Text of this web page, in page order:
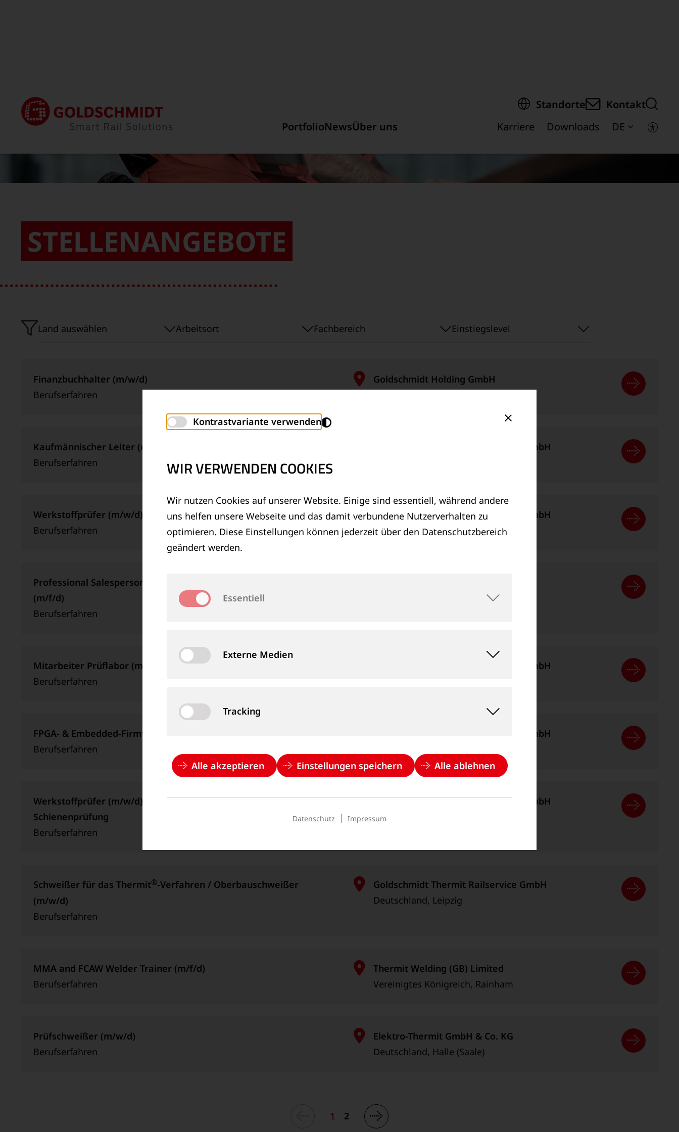
PortfolioNewsÜber uns
Standorte
Kontakt
Karriere
Downloads DE
STELLENANGEBOTE
Startseite Karriere Offene Stellen
Einsatzland
Land auswählen Arbeitsort
Arbeitsort Fachbereich
Fachbereich Einstiegslevel
Einstiegslevel
Finanzbuchhalter (m/w/d)
Berufserfahren
Goldschmidt Holding GmbH
Kaufmännischer Leiter (m/w/d)
Berufserfahren
Goldschmidt Inspection Germany GmbH
Werkstoffprüfer (m/w/d)
Berufserfahren
Goldschmidt Inspection Germany GmbH
Deutschland, Magdeburg
Professional Salesperson / Business Development Person
(m/f/d)
Berufserfahren
Vereinigtes Königreich, Rainham
Mitarbeiter Prüflabor (m/w/d)
Berufserfahren
Goldschmidt Inspection Germany GmbH
FPGA- & Embedded-Firmware-Entwickler (m/w/d)
Berufserfahren
Goldschmidt Inspection Germany GmbH
Werkstoffprüfer (m/w/d) für zerstörungsfreie
Schienenprüfung
Berufserfahren
Goldschmidt Inspection Germany GmbH
Deutschland, Magdeburg
Schweißer für das Thermit®-Verfahren / Oberbau­schweißer
(m/w/d)
Berufserfahren
Goldschmidt Thermit Railservice GmbH
Deutschland, Leipzig
MMA and FCAW Welder Trainer (m/f/d)
Berufserfahren
Thermit Welding (GB) Limited
Vereinigtes Königreich, Rainham
Prüfschweißer (m/w/d)
Berufserfahren
Elektro-Thermit GmbH & Co. KG
Deutschland, Halle (Saale)
1 2
Kontrastvariante verwenden
WIR VERWENDEN COOKIES
Wir nutzen Cookies auf unserer Website. Einige sind essentiell, während andere
uns helfen unsere Webseite und das damit verbundene Nutzerverhalten zu
optimieren. Diese Einstellungen können jederzeit über den Datenschutzbereich
geändert werden.
Essentiell
Externe Medien
Tracking
Alle akzeptieren Einstellungen speichern Alle ablehnen
Datenschutz Impressum